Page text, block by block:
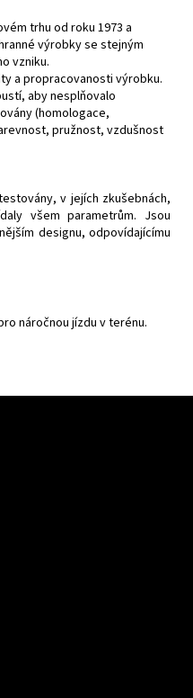
trhu od roku 1973 a
výrobky se stejným
vzniku.
a propracovanosti výrobku.
aby nesplňovalo
(homologace,
pružnost, vzdušnost
v jejích zkušebnách,
všem parametrům. Jsou
designu, odpovídajícímu
náročnou jízdu v terénu.